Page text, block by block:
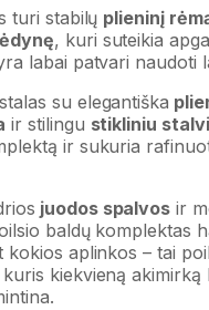
turi stabilų plieninį
, kuri suteikia
labai patvari naudoti
su elegantiška
ir stilingu stikliniu
ir sukuria
juodos spalvos ir
baldų komplektas
kokios aplinkos – tai
kiekvieną akimirką